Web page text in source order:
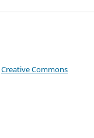
Creative Commons